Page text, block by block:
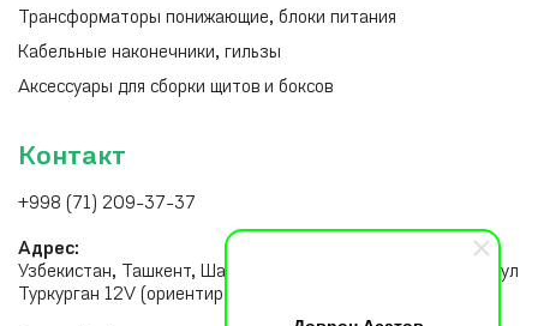
Трансформаторы понижающие, блоки питания
Кабельные наконечники, гильзы
Аксессуары для сборки щитов и боксов
Контакт
+998 (71) 209-37-37
Адрес:
Узбекистан, Ташкент, Шайхантахурский район, Тахатпуль, ул
Туркурган 12V (ориентир рынок Малика)